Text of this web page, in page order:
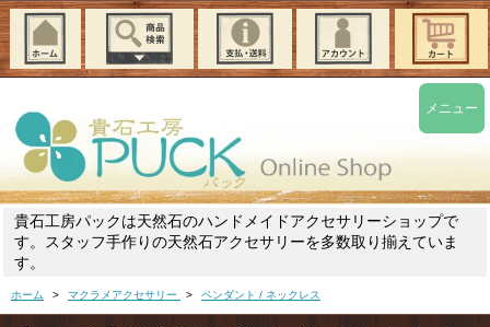
貴石工房パックは天然石のハンドメイドアクセサリーショップで
す。スタッフ手作りの天然石アクセサリーを多数取り揃えていま
す。
ホーム > マクラメアクセサリー > ペンダント / ネックレス
メニュー